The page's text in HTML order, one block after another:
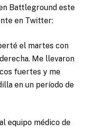
Battleground este
en Twitter:
el martes con
Me llevaron
fuertes y me
en un período de
equipo médico de